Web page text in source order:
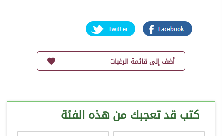
أضف إلى قائمة الرغبات
كتب قد تعجبك من هذه الفئة